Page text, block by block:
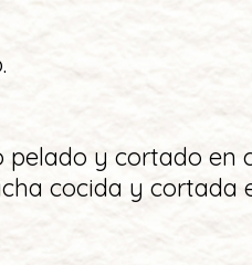
y cortado en
cocida y cortada